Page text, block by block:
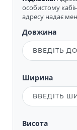
особистому
адресу надає
Довжина
Ширина
Висота